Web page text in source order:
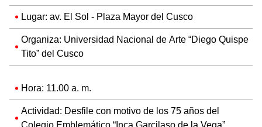
Lugar: av. El Sol - Plaza Mayor del Cusco
Organiza: Universidad Nacional de Arte “Diego Quispe
Tito” del Cusco
Hora: 11.00 a. m.
Actividad: Desfile con motivo de los 75 años del